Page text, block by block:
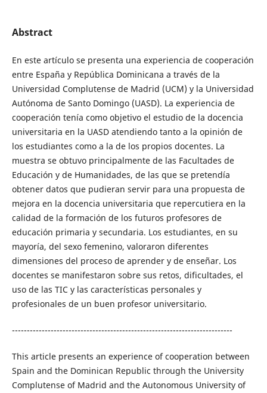
Abstract
En este artículo se presenta una experiencia de cooperación
entre España y República Dominicana a través de la
Universidad Complutense de Madrid (UCM) y la Universidad
Autónoma de Santo Domingo (UASD). La experiencia de
cooperación tenía como objetivo el estudio de la docencia
universitaria en la UASD atendiendo tanto a la opinión de
los estudiantes como a la de los propios docentes. La
muestra se obtuvo principalmente de las Facultades de
Educación y de Humanidades, de las que se pretendía
obtener datos que pudieran servir para una propuesta de
mejora en la docencia universitaria que repercutiera en la
calidad de la formación de los futuros profesores de
educación primaria y secundaria. Los estudiantes, en su
mayoría, del sexo femenino, valoraron diferentes
dimensiones del proceso de aprender y de enseñar. Los
docentes se manifestaron sobre sus retos, dificultades, el
uso de las TIC y las características personales y
profesionales de un buen profesor universitario.
--------------------------------------------------------------------------
This article presents an experience of cooperation between
Spain and the Dominican Republic through the University
Complutense of Madrid and the Autonomous University of